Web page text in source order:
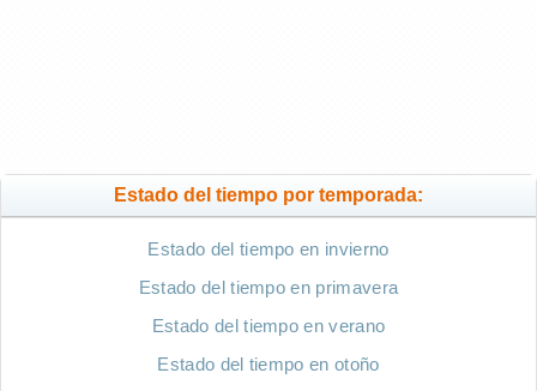
Estado del tiempo por temporada:
Estado del tiempo en invierno
Estado del tiempo en primavera
Estado del tiempo en verano
Estado del tiempo en otoño